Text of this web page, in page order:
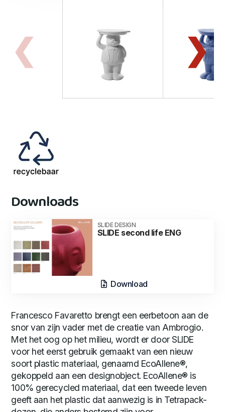
Downloads
SLIDE DESIGN
SLIDE second life ENG
Download
Francesco Favaretto brengt een eerbetoon aan de
snor van zijn vader met de creatie van Ambrogio.
Met het oog op het milieu, wordt er door SLIDE
voor het eerst gebruik gemaakt van een nieuw
soort plastic materiaal, genaamd EcoAllene®,
gekoppeld aan een designobject. EcoAllene® is
100% gerecycled materiaal, dat een tweede leven
geeft aan het plastic dat aanwezig is in Tetrapack-